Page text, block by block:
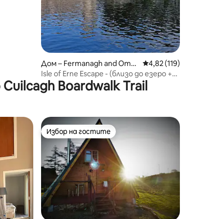
Дом – Fermanagh and Oma
gh
Средна оценка: 4,82
4,82 (119)
Isle of Erne Escape - (близо до езеро +
град)Boardwalk Trail
Избор на гостите
Избор на гостите